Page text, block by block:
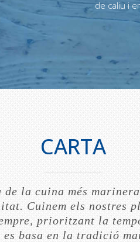
de caliu i
CARTA
de la cuina més
Cuinem els nostres
prioritzant la
basa en la tradició